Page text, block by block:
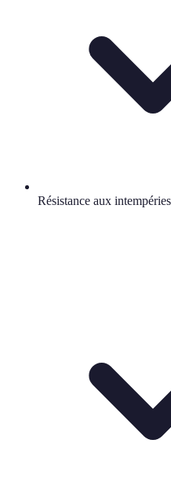
Résistance aux intempéries